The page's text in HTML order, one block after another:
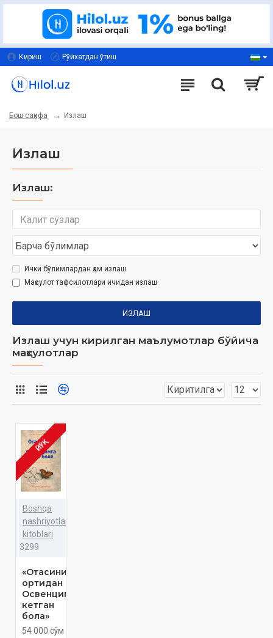
Кириш Рўйхатдан ўтиш
Бош саҳифа Излаш
Излаш
Излаш:
Ички бўлимлардан ҳам излаш
Маҳсулот тафсилотлари ичидан излаш
ИЗЛАШ
Излаш учун кирилган маълумотлар бўйича
маҳсулотлар
ЙЎҚ
Boshqa
nashriyotlar
kitoblari
3299
«Отасининг
ортидан
Освенцимга
кетган
бола»
54 000 сўм